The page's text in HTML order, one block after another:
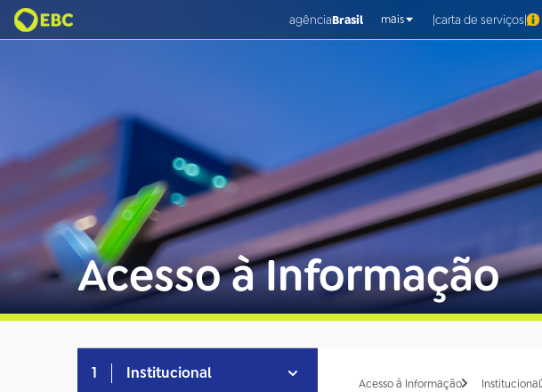
agênciaBrasil mais |carta de serviços|
Acesso à Informação
1 Institucional
Acesso à Informação Institucional